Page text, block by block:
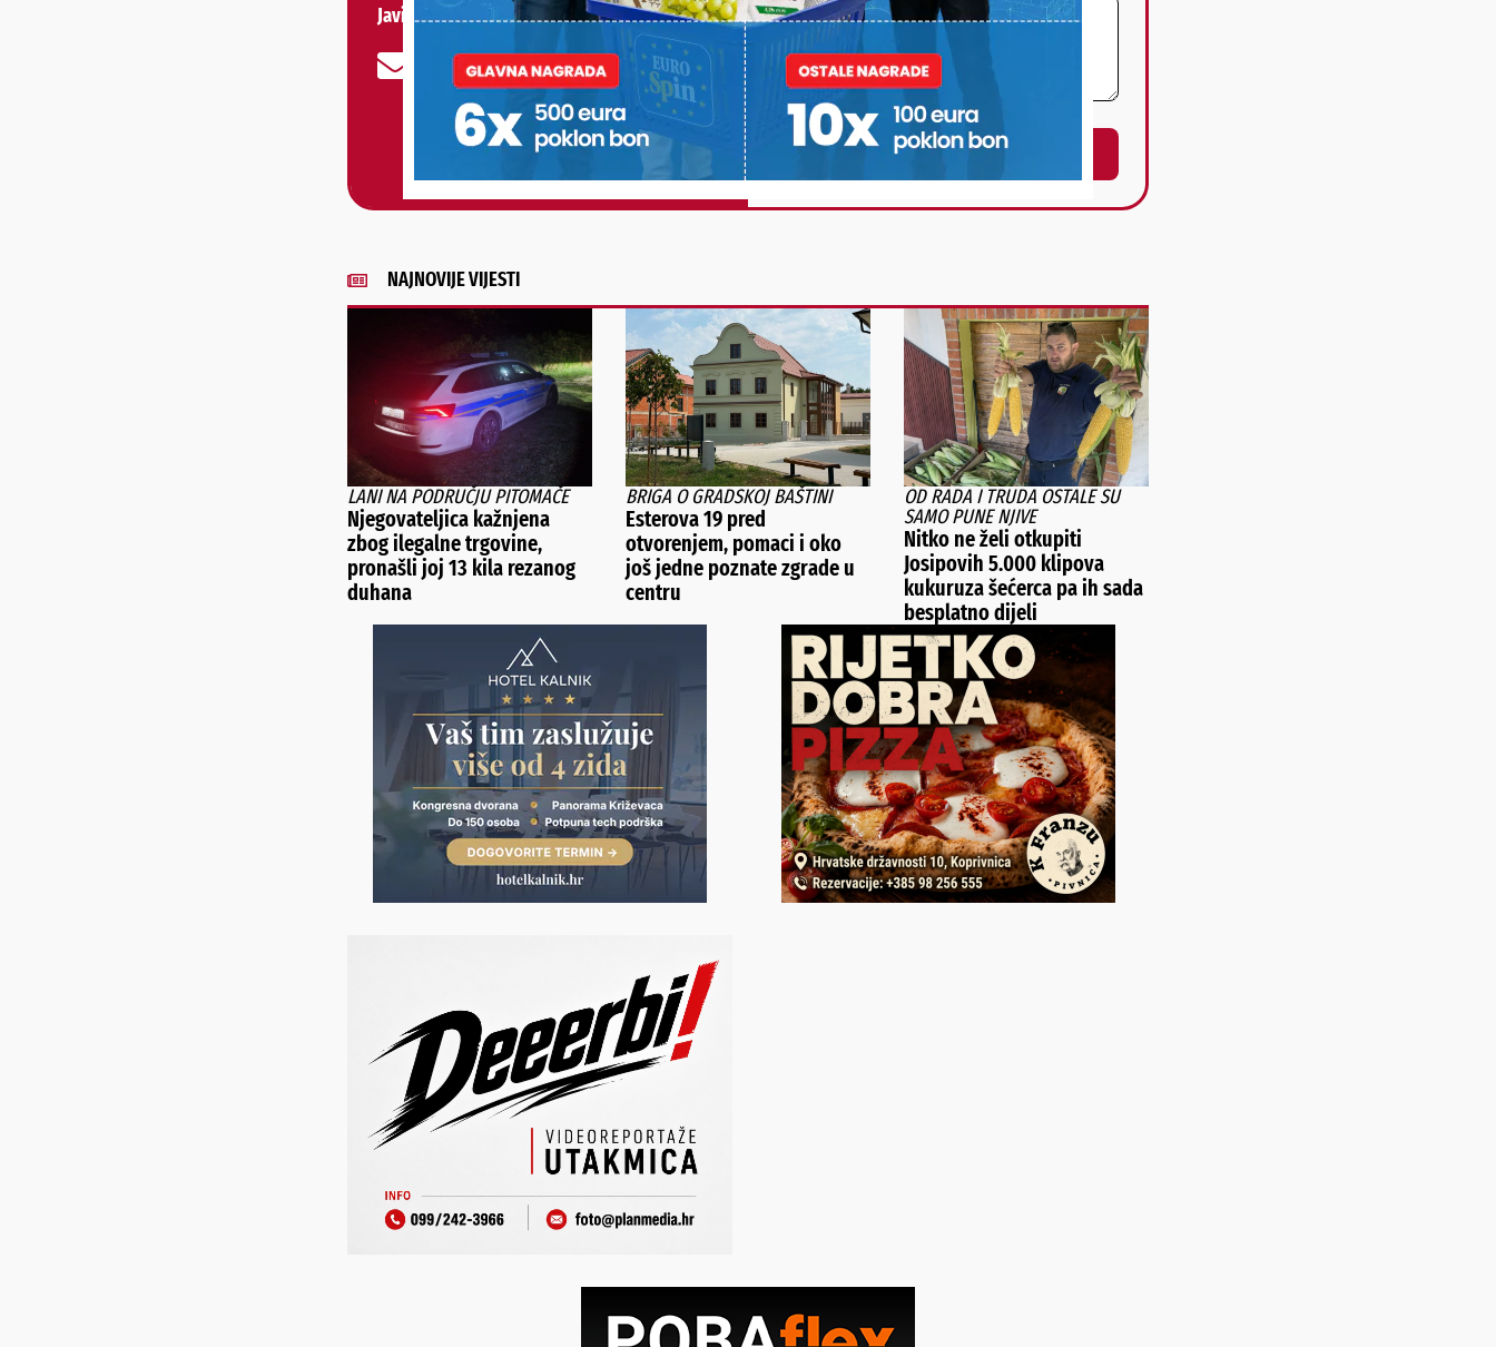
Javite nam se!
POŠALJI
NAJNOVIJE VIJESTI
LANI NA PODRUČJU PITOMAČE
Njegovateljica kažnjena
zbog ilegalne trgovine,
pronašli joj 13 kila rezanog
duhana
BRIGA O GRADSKOJ BAŠTINI
Esterova 19 pred
otvorenjem, pomaci i oko
još jedne poznate zgrade u
centru
OD RADA I TRUDA OSTALE SU
SAMO PUNE NJIVE
Nitko ne želi otkupiti
Josipovih 5.000 klipova
kukuruza šećerca pa ih sada
besplatno dijeli